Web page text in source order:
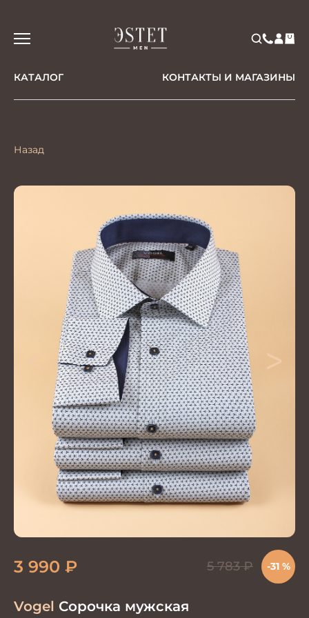
КАТАЛОГ КОНТАКТЫ И МАГАЗИНЫ
Назад
>
Vogel Сорочка мужская
3 990 ₽ 5 783₽ -31 %